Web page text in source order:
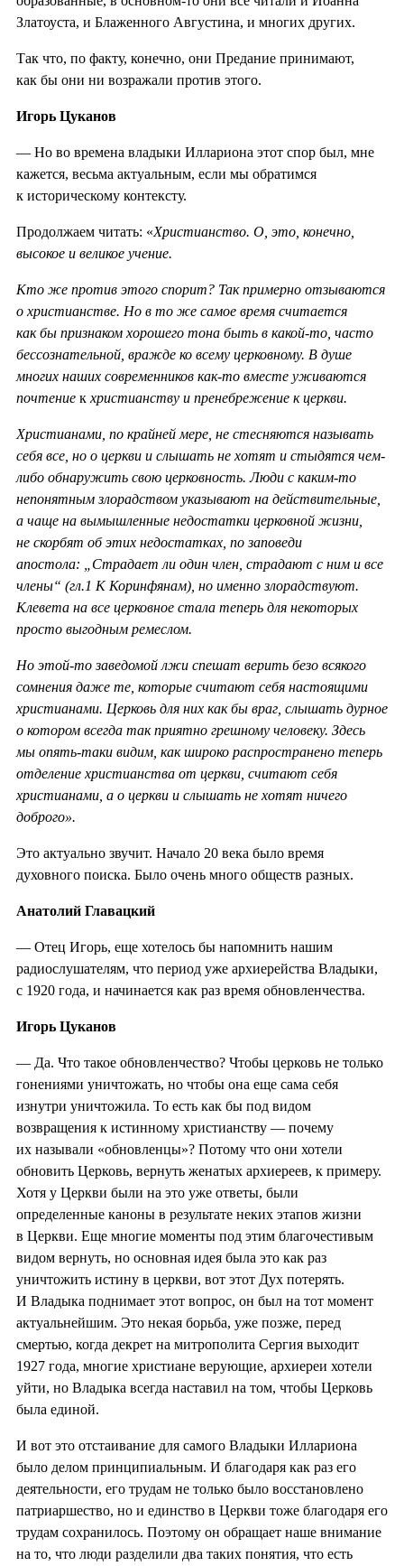
Златоуста, и Блаженного Августина, и многих других.
Так что, по факту, конечно, они Предание принимают,
как бы они ни возражали против этого.
Игорь Цуканов
— Но во времена владыки Иллариона этот спор был, мне
кажется, весьма актуальным, если мы обратимся
к историческому контексту.
Продолжаем читать: «Христианство. О, это, конечно,
высокое и великое учение.
Кто же против этого спорит? Так примерно отзываются
о христианстве. Но в то же самое время считается
как бы признаком хорошего тона быть в какой-то, часто
бессознательной, вражде ко всему церковному. В душе
многих наших современников как-то вместе уживаются
почтение к христианству и пренебрежение к церкви.
Христианами, по крайней мере, не стесняются называть
себя все, но о церкви и слышать не хотят и стыдятся чем-
либо обнаружить свою церковность. Люди с каким-то
непонятным злорадством указывают на действительные,
а чаще на вымышленные недостатки церковной жизни,
не скорбят об этих недостатках, по заповеди
апостола:
„Страдает ли один член, страдают с ним и все
члены“ (гл.1 К Коринфянам), но именно злорадствуют.
Клевета на все церковное стала теперь для некоторых
просто выгодным ремеслом.
Но этой-то заведомой лжи спешат верить безо всякого
сомнения даже те, которые считают себя настоящими
христианами. Церковь для них как бы враг, слышать дурное
о котором всегда так приятно грешному человеку. Здесь
мы опять-таки видим, как широко распространено теперь
отделение христианства от церкви, считают себя
христианами, а о церкви и слышать не хотят ничего
доброго».
Это актуально звучит. Начало 20 века было время
духовного поиска. Было очень много обществ разных.
Анатолий Главацкий
— Отец Игорь, еще хотелось бы напомнить нашим
радиослушателям, что период уже архиерейства Владыки,
с 1920 года, и начинается как раз время обновленчества.
Игорь Цуканов
— Да. Что такое обновленчество? Чтобы церковь не только
гонениями уничтожать, но чтобы она еще сама себя
изнутри уничтожила. То есть как бы под видом
возвращения к истинному христианству — почему
их называли «обновленцы»? Потому что они хотели
обновить Церковь, вернуть женатых архиереев, к примеру.
Хотя у Церкви были на это уже ответы, были
определенные каноны в результате неких этапов жизни
в Церкви. Еще многие моменты под этим благочестивым
видом вернуть, но основная идея была это как раз
уничтожить истину в церкви, вот этот Дух потерять.
И Владыка поднимает этот вопрос, он был на тот момент
актуальнейшим. Это некая борьба, уже позже, перед
смертью, когда декрет на митрополита Сергия выходит
1927 года, многие христиане верующие, архиереи хотели
уйти, но Владыка всегда наставил на том, чтобы Церковь
была единой.
И вот это отстаивание для самого Владыки Иллариона
было делом принципиальным. И благодаря как раз его
деятельности, его трудам не только было восстановлено
патриаршество, но и единство в Церкви тоже благодаря его
трудам сохранилось. Поэтому он обращает наше внимание
на то, что люди разделили два таких понятия, что есть